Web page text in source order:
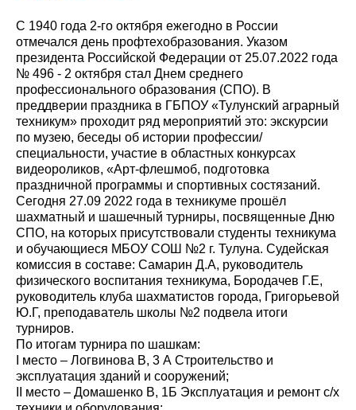
С 1940 года 2-го октября ежегодно в России
отмечался день профтехобразования. Указом
президента Российской Федерации от 25.07.2022 года
№ 496 - 2 октября стал Днем среднего
профессионального образования (СПО). В
преддверии праздника в ГБПОУ «Тулунский аграрный
техникум» проходит ряд мероприятий это: экскурсии
по музею, беседы об истории профессии/
специальности, участие в областных конкурсах
видеороликов, «Арт-флешмоб, подготовка
праздничной программы и спортивных состязаний.
Сегодня 27.09 2022 года в техникуме прошёл
шахматный и шашечный турниры, посвященные Дню
СПО, на которых присутствовали студенты техникума
и обучающиеся МБОУ СОШ №2 г. Тулуна. Судейская
комиссия в составе: Самарин Д.А, руководитель
физического воспитания техникума, Бородачев Г.Е,
руководитель клуба шахматистов города, Григорьевой
Ю.Г, преподаватель школы №2 подвела итоги
турниров.
По итогам турнира по шашкам:
I место – Логвинова В, 3 А Строительство и
эксплуатация зданий и сооружений;
II место – Домашенко В, 1Б Эксплуатация и ремонт с/х